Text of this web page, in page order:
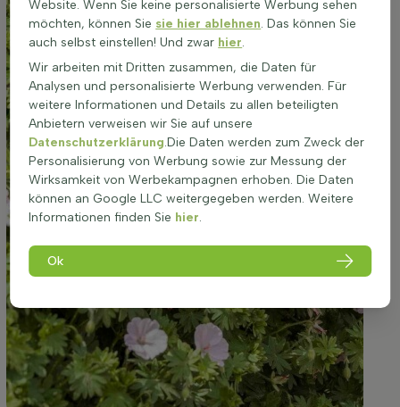
Website. Wenn Sie keine personalisierte Werbung sehen
möchten, können Sie sie hier ablehnen. Das können Sie
auch selbst einstellen! Und zwar hier.
Wir arbeiten mit Dritten zusammen, die Daten für
Analysen und personalisierte Werbung verwenden. Für
weitere Informationen und Details zu allen beteiligten
Anbietern verweisen wir Sie auf unsere
Datenschutzerklärung.Die Daten werden zum Zweck der
Personalisierung von Werbung sowie zur Messung der
Wirksamkeit von Werbekampagnen erhoben. Die Daten
können an Google LLC weitergegeben werden. Weitere
Informationen finden Sie hier.
Ok